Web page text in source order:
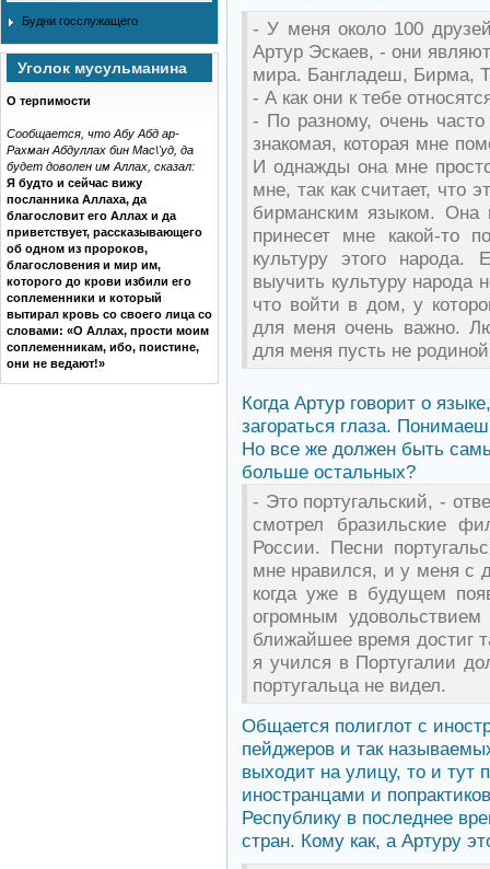
Будни госслужащего
Уголок мусульманина
О терпимости
Сообщается, что Абу Абд ар-
Рахман Абдуллах бин Мас\'уд, да
будет доволен им Аллах, сказал:
Я будто и сейчас вижу
посланника Аллаха, да
благословит его Аллах и да
приветствует, рассказывающего
об одном из пророков,
благословения и мир им,
которого до крови избили его
соплеменники и который
вытирал кровь со своего лица со
словами: «О Аллах, прости моим
соплеменникам, ибо, поистине,
они не ведают!»
- У меня около 100
Артур Эскаев, - они
мира. Бангладеш, Бирма,
- А как они к тебе
- По разному, очень
знакомая, которая мне
И однажды она мне
мне, так как считает, что
бирманским языком. Она
принесет мне какой-то
культуру этого
выучить культуру народа
что войти в дом, у
для меня очень важно.
для меня пусть не
Когда Артур говорит о
загораться глаза.
Но все же должен быть
больше остальных?
- Это португальский, -
смотрел бразильские
России. Песни
мне нравился, и у меня с
когда уже в будущем
огромным
ближайшее время достиг
я учился в Португалии
португальца не видел.
Общается полиглот с
пейджеров и так
выходит на улицу, то и тут
иностранцами и
Республику в последнее
стран. Кому как, а Артуру